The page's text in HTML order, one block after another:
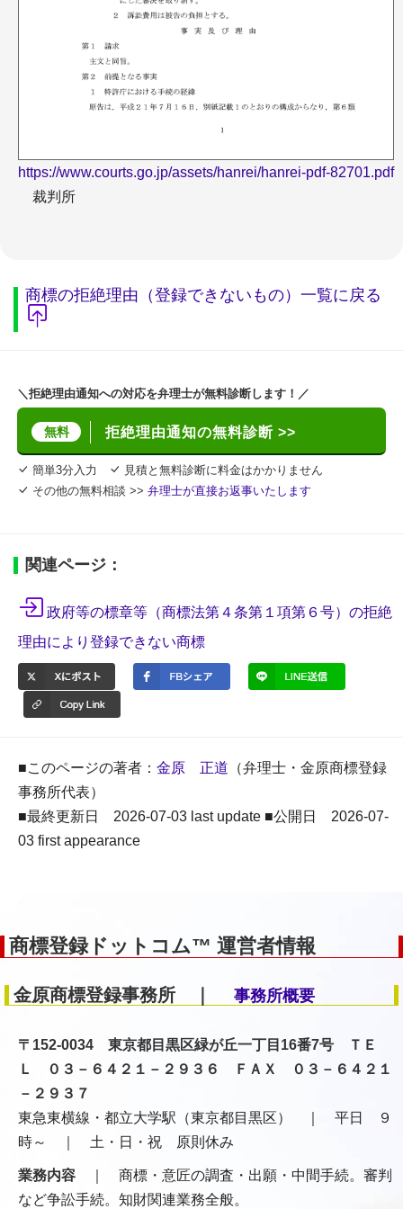
https://www.courts.go.jp/assets/hanrei/hanrei-pdf-82701.pdf
裁判所
商標の拒絶理由（登録できないもの）一覧に戻る
＼拒絶理由通知への対応を弁理士が無料診断します！／
無料 拒絶理由通知の無料診断 >>
簡単3分入力
見積と無料診断に料金はかかりません
その他の無料相談 >> 弁理士が直接お返事いたします
関連ページ：
政府等の標章等（商標法第４条第１項第６号）の拒絶
理由により登録できない商標
■このページの著者： 金原 正道 （弁理士・金原商標登録
事務所代表）
■最終更新日 2026-07-03 last update ■公開日 2026-07-
03 first appearance
商標登録ドットコム™ 運営者情報
金原商標登録事務所 ｜ 事務所概要
〒152-0034 東京都目黒区緑が丘一丁目16番7号 ＴＥ
Ｌ ０３－６４２１－２９３６ ＦＡＸ ０３－６４２１
－２９３７
東急東横線・都立大学駅（東京都目黒区） ｜ 平日 ９
時～ ｜ 土・日・祝 原則休み
業務内容 ｜ 商標・意匠の調査・出願・中間手続。審判
など争訟手続。知財関連業務全般。